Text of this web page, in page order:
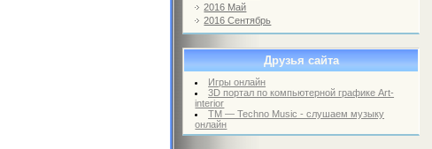
2016 Май
2016 Сентябрь
Друзья сайта
Игры онлайн
3D портал по компьютерной графике Art-
interior
TM — Techno Music - слушаем музыку
онлайн